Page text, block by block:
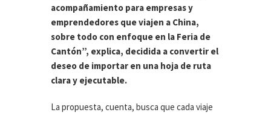
acompañamiento para empresas y
emprendedores que viajen a China,
sobre todo con enfoque en la Feria de
Cantón”, explica, decidida a convertir el
deseo de importar en una hoja de ruta
clara y ejecutable.
La propuesta, cuenta, busca que cada viaje